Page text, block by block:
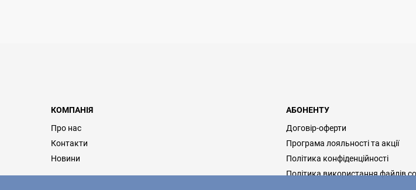
КОМПАНІЯ
Про нас
Контакти
Новини
АБОНЕНТУ
Договір-оферти
Програма лояльності та акції
Політика конфіденційності
Політика використання файлів